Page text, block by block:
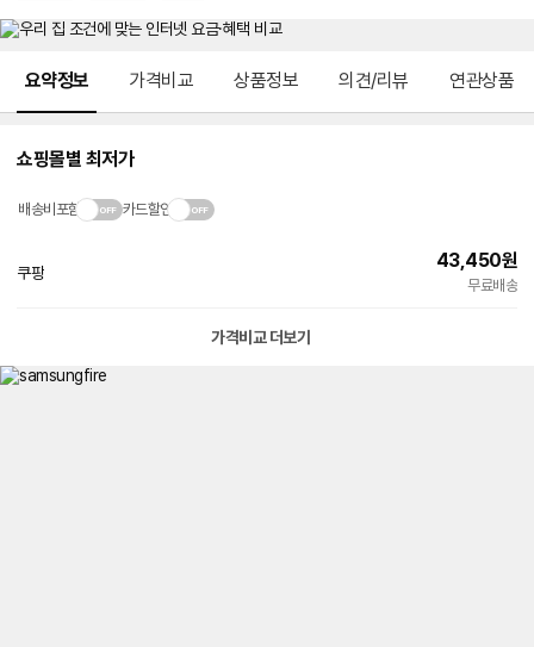
요약정보 가격비교 상품정보 의견/리뷰 연관상품
쇼핑몰별 최저가
배송비포함 카드할인
쿠팡
43,450원
무료배송
가격비교 더보기